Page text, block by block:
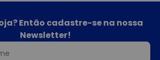
Então cadastre-se na nossa
Newsletter!